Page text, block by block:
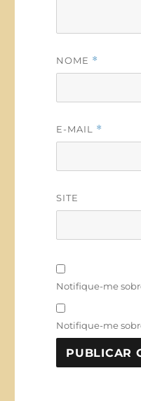
NOME *
E-MAIL *
SITE
Notifique-me
Notifique-me